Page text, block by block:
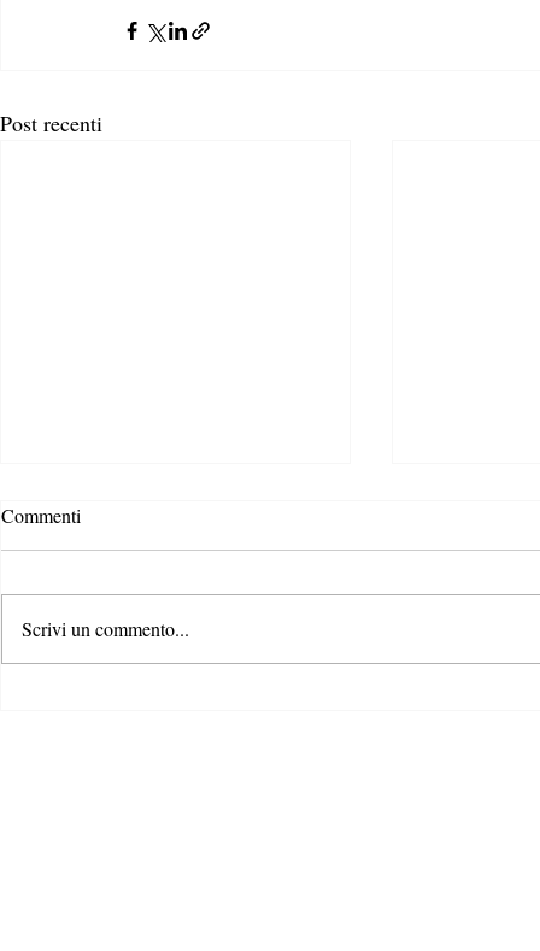
Post recenti
Commenti
Scrivi un commento...